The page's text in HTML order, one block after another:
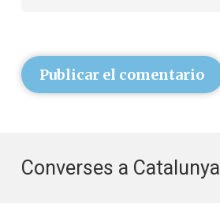
Publicar el comentario
Converses a Catalunya